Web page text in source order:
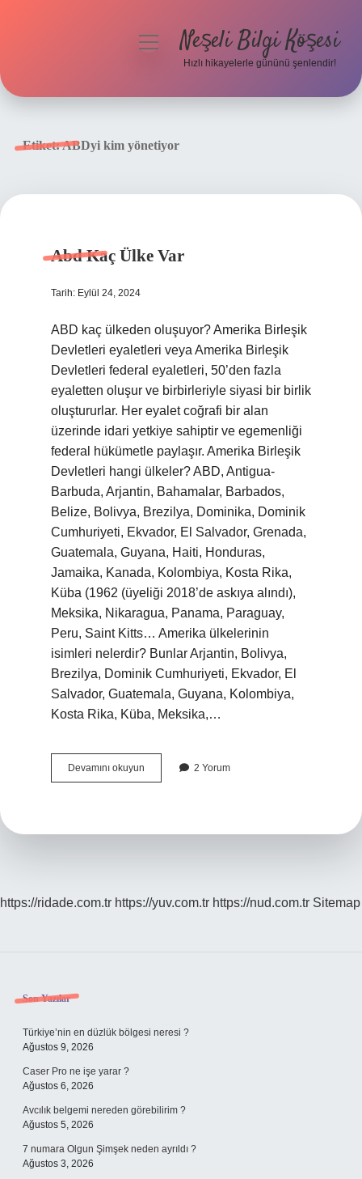
menüyüNeşeli Bilgi Köşesi
Hızlı hikayelerle gününü şenlendir!
Etiket:ABDyi kim yönetiyor
Abd Kaç Ülke Var
Tarih: Eylül 24, 2024
ABD kaç ülkeden oluşuyor? Amerika Birleşik
Devletleri eyaletleri veya Amerika Birleşik
Devletleri federal eyaletleri, 50’den fazla
eyaletten oluşur ve birbirleriyle siyasi bir birlik
oluştururlar. Her eyalet coğrafi bir alan
üzerinde idari yetkiye sahiptir ve egemenliği
federal hükümetle paylaşır. Amerika Birleşik
Devletleri hangi ülkeler? ABD, Antigua-
Barbuda, Arjantin, Bahamalar, Barbados,
Belize, Bolivya, Brezilya, Dominika, Dominik
Cumhuriyeti, Ekvador, El Salvador, Grenada,
Guatemala, Guyana, Haiti, Honduras,
Jamaika, Kanada, Kolombiya, Kosta Rika,
Küba (1962 (üyeliği 2018’de askıya alındı),
Meksika, Nikaragua, Panama, Paraguay,
Peru, Saint Kitts… Amerika ülkelerinin
isimleri nelerdir? Bunlar Arjantin, Bolivya,
Brezilya, Dominik Cumhuriyeti, Ekvador, El
Salvador, Guatemala, Guyana, Kolombiya,
Kosta Rika, Küba, Meksika,…
Devamını okuyun
Kaç
2 Yorum
https://ridade.com.tr https://yuv.com.tr https://nud.com.tr Sitemap
Sidebar
Son Yazılar
Türkiye’nin en düzlük bölgesi neresi ?
Ağustos 9, 2026
Caser Pro ne işe yarar ?
Ağustos 6, 2026
Avcılık belgemi nereden görebilirim ?
Ağustos 5, 2026
7 numara Olgun Şimşek neden ayrıldı ?
Ağustos 3, 2026